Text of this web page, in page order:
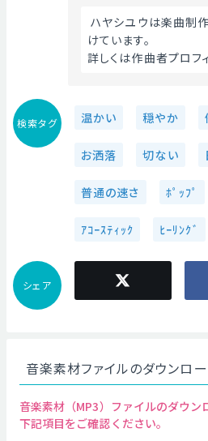
ハヤシユウは楽曲制作の有償依頼を受け付
けています。
詳しくは作曲者プロフ
検索タグ 温かい 穏やか
お洒落 切ない
普通の速さ ﾎﾟｯﾌﾟ
ｱｺｰｽﾃｨｯｸ ﾋｰﾘﾝｸﾞ
シェア
音楽素材ファイルのダウンロ
音楽素材（MP3）ファイルのダウン
下記項目をご確認ください。